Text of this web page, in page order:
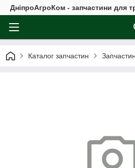
ДніпроАгроКом - запчастини для
Каталог запчастин